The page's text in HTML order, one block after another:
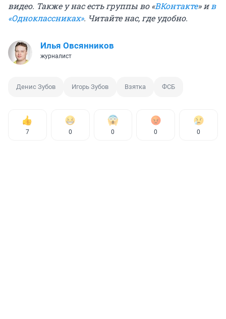
видео. Также у нас есть группы во «ВКонтакте» ив
«Одноклассниках». Читайте нас, где удобно.
Илья Овсянников
журналист
Денис Зубов Игорь Зубов Взятка ФСБ
7 0 0 0 0